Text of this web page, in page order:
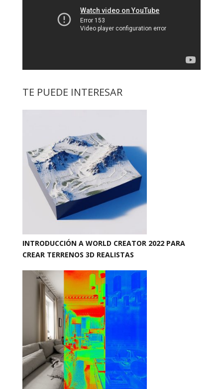
TE PUEDE INTERESAR
INTRODUCCIÓN A WORLD CREATOR 2022 PARA
CREAR TERRENOS 3D REALISTAS